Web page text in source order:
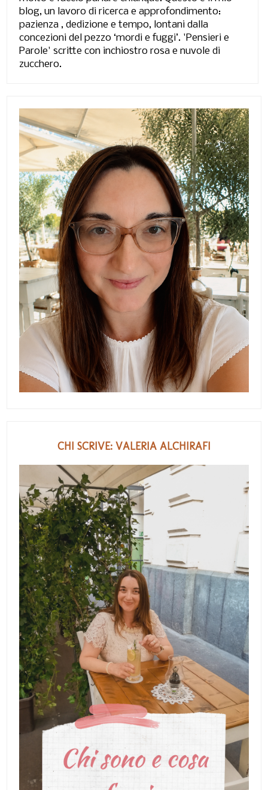
blog, un lavoro di ricerca e approfondimento:
pazienza , dedizione e tempo, lontani dalla
concezioni del pezzo ‘mordi e fuggi’. 'Pensieri e
Parole' scritte con inchiostro rosa e nuvole di
zucchero.
CHI SCRIVE: VALERIA ALCHIRAFI